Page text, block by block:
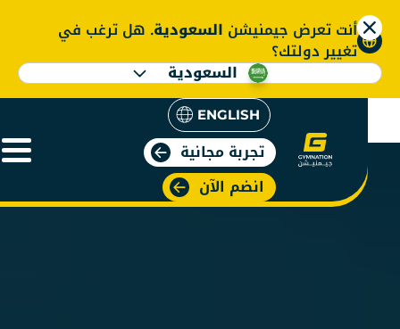
ENGLISH
تجربة مجانية
انضم الآن
أنت تعرض جيمنيشنالسعودية. هل ترغب في
تغيير دولتك؟
السعودية